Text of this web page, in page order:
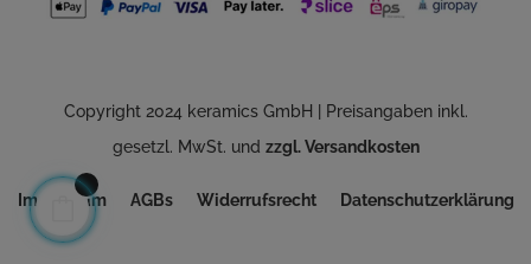
Copyright 2024 keramics GmbH | Preisangaben inkl.
gesetzl. MwSt. und zzgl. Versandkosten
Impressum AGBs Widerrufsrecht Datenschutzerklärung